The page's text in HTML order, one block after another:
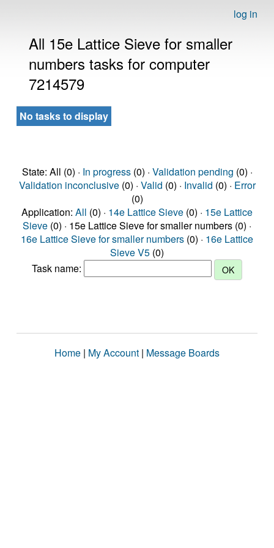
log in
All 15e Lattice Sieve for smaller
numbers tasks for computer
7214579
No tasks to display
State: All (0) · In progress(0) · Validation pending (0) ·
Validation inconclusive(0) · Valid (0) · Invalid (0) · Error
(0)
Application: All (0) · 14e Lattice Sieve (0) · 15e Lattice
Sieve (0) · 15e Lattice Sieve for smaller numbers (0) ·
16e Lattice Sieve for smaller numbers (0) · 16e Lattice
Sieve V5 (0)
Task name:
Home | My Account | Message Boards